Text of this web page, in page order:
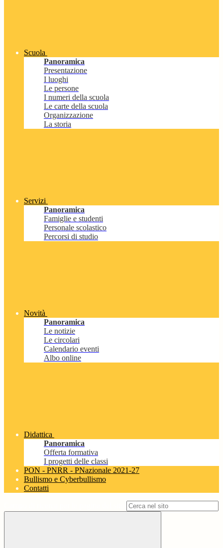
Scuola
Panoramica
Presentazione
I luoghi
Le persone
I numeri della scuola
Le carte della scuola
Organizzazione
La storia
Servizi
Panoramica
Famiglie e studenti
Personale scolastico
Percorsi di studio
Novità
Panoramica
Le notizie
Le circolari
Calendario eventi
Albo online
Didattica
Panoramica
Offerta formativa
I progetti delle classi
PON - PNRR - PNazionale 2021-27
Bullismo e Cyberbullismo
Contatti